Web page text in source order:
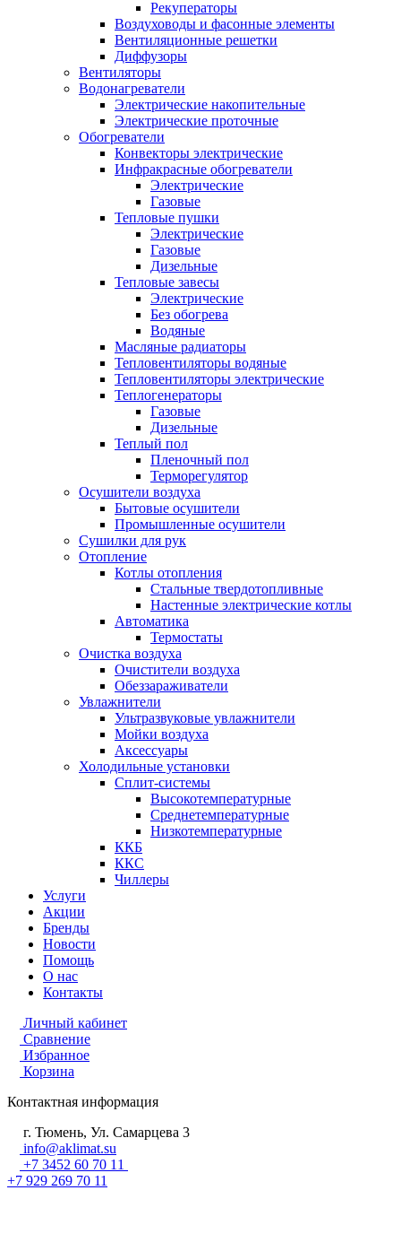
Рекуператоры
Воздуховоды и фасонные элементы
Вентиляционные решетки
Диффузоры
Вентиляторы
Водонагреватели
Электрические накопительные
Электрические проточные
Обогреватели
Конвекторы электрические
Инфракрасные обогреватели
Электрические
Газовые
Тепловые пушки
Электрические
Газовые
Дизельные
Тепловые завесы
Электрические
Без обогрева
Водяные
Масляные радиаторы
Тепловентиляторы водяные
Тепловентиляторы электрические
Теплогенераторы
Газовые
Дизельные
Теплый пол
Пленочный пол
Терморегулятор
Осушители воздуха
Бытовые осушители
Промышленные осушители
Сушилки для рук
Отопление
Котлы отопления
Стальные твердотопливные
Настенные электрические котлы
Автоматика
Термостаты
Очистка воздуха
Очистители воздуха
Обеззараживатели
Увлажнители
Ультразвуковые увлажнители
Мойки воздуха
Аксессуары
Холодильные установки
Сплит-системы
Высокотемпературные
Среднетемпературные
Низкотемпературные
ККБ
ККС
Чиллеры
Услуги
Акции
Бренды
Новости
Помощь
О нас
Контакты
Личный кабинет
Сравнение
Избранное
Корзина
Контактная информация
г. Тюмень, Ул. Самарцева 3
info@aklimat.su
+7 3452 60 70 11
+7 929 269 70 11